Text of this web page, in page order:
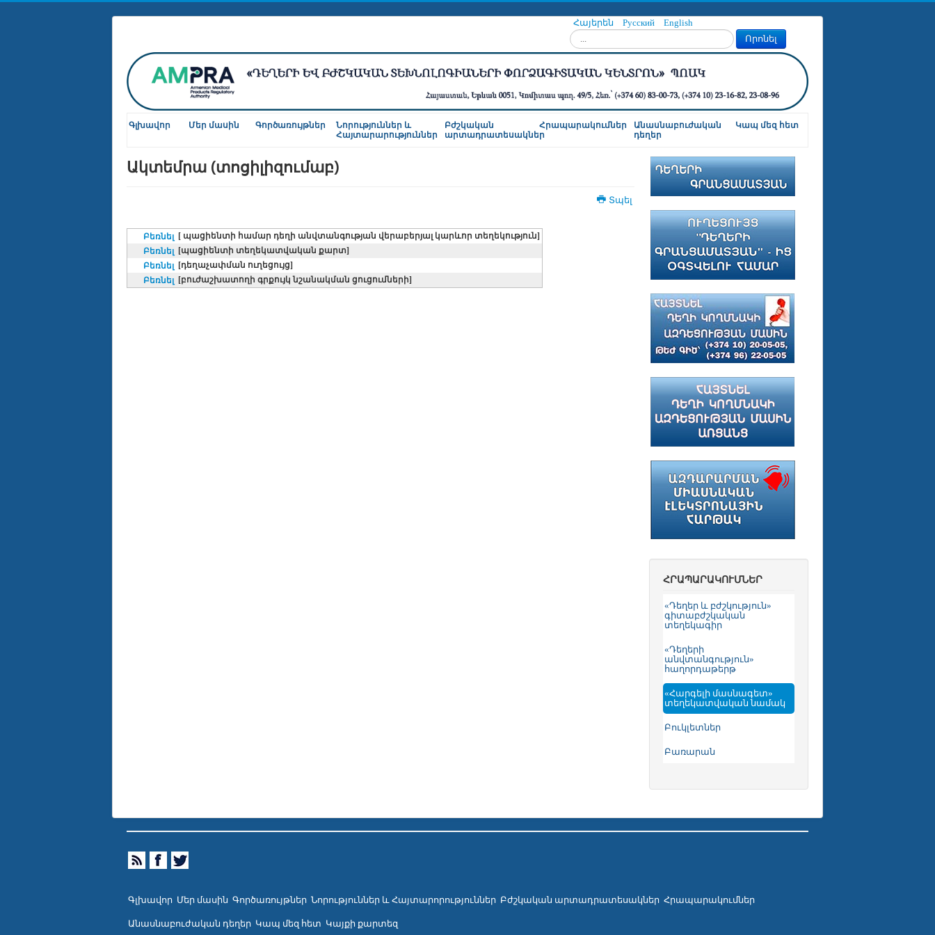
Հայերեն Русский English
Որոնել... Որոնել
Գլխավոր Մեր մասին Գործառույթներ
Նորություններ և
Հայտարարություններ
Բժշկական
արտադրատեսակներ
Հրապարակումներ
Անասնաբուժական
դեղեր
Կապ մեզ հետ
Ակտեմրա (տոցիլիզումաբ)
Տպել
Բեռնել
[ պացիենտի համար դեղի անվտանգության վերաբերյալ կարևոր տեղեկություն]
Բեռնել
[պացիենտի տեղեկատվական քարտ]
Բեռնել
[դեղաչափման ուղեցույց]
Բեռնել
[բուժաշխատողի գրքույկ նշանակման ցուցումների]
ՀՐԱՊԱՐԱԿՈՒՄՆԵՐ
«Դեղեր և բժշկություն»
գիտաբժշկական
տեղեկագիր
«Դեղերի
անվտանգություն»
հաղորդաթերթ
«Հարգելի մասնագետ»
տեղեկատվական նամակ
Բուկլետներ
Բառարան
Գլխավոր Մեր մասին Գործառույթներ Նորություններ և Հայտարորություններ Բժշկական արտադրատեսակներ Հրապարակումներ
Անասնաբուժական դեղեր Կապ մեզ հետ Կայքի քարտեզ